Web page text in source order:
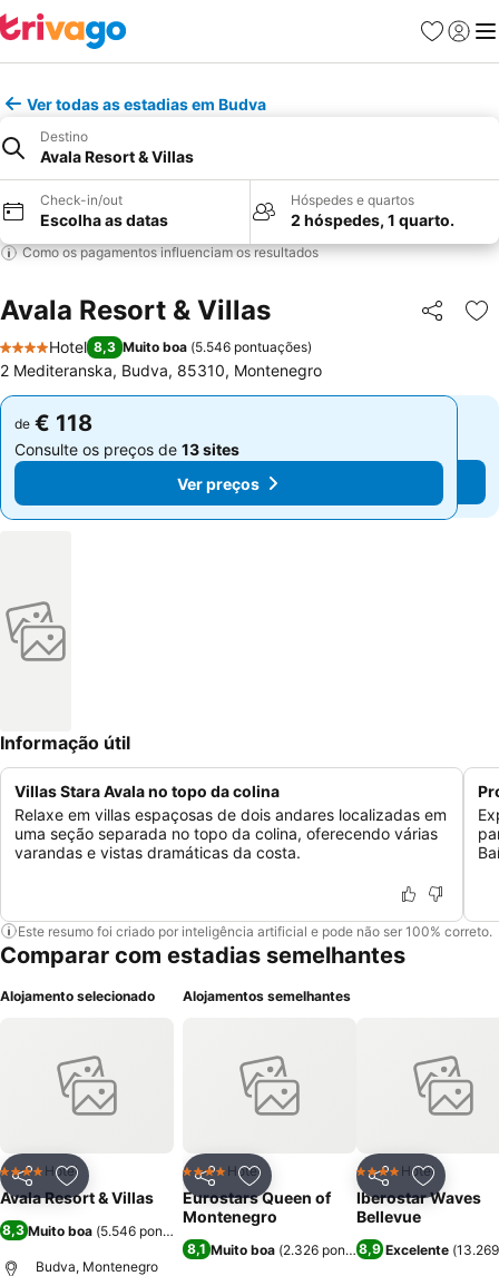
Favoritos
Iniciar
Ver todas as estadias em Budva
Destino
Avala Resort & Villas
Check-in/out
Escolha as datas
Hóspedes e quartos
2 hóspedes, 1 quarto.
Como os pagamentos influenciam os resultados
Avala Resort & Villas Partilhar
4 Estrelas
Hotel 8,3 Muito boa (5.546 pontuações)
2 Mediteranska, Budva, 85310, Montenegro
de € 118
Consulte os preços de 13 sites
Ver preços
de € 118
Consulte os preços de 13 sites
Ver preços
Informação útil
Villas Stara Avala no topo da colina
Relaxe em villas espaçosas de dois andares localizadas em
uma seção separada no topo da colina, oferecendo várias
varandas e vistas dramáticas da costa.
Este resumo foi criado por inteligência artificial e pode não ser 100% correto.
Comparar com estadias semelhantes
Alojamento selecionado
PartilharAdicionar aos favoritos
4 EstrelasHotel
Avala Resort & Villas
8,3Muito boa (5.546 pontuações
Budva, Montenegro
Alojamentos semelhantes
PartilharAdicionar aos favoritos
4 EstrelasHotel
Eurostars Queen of
Montenegro
8,1 Muito boa (2.326 pontuações)
Partilhar
4 EstrelasHotel
Iberostar Waves
Bellevue
8,9 Excelente (